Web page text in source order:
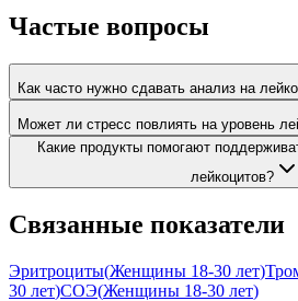
Частые вопросы
Как часто нужно сдавать анализ на
Может ли стресс повлиять на уровень
Какие продукты помогают
лейкоцитов?
Связанные показатели
Эритроциты(Женщины 18-30 лет)
30 лет)СОЭ(Женщины 18-30 лет)